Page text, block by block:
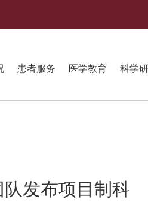
患者服务 医学教育 科学
发布项目制科